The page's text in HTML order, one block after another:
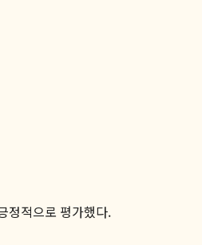
정적으로 평가했다.